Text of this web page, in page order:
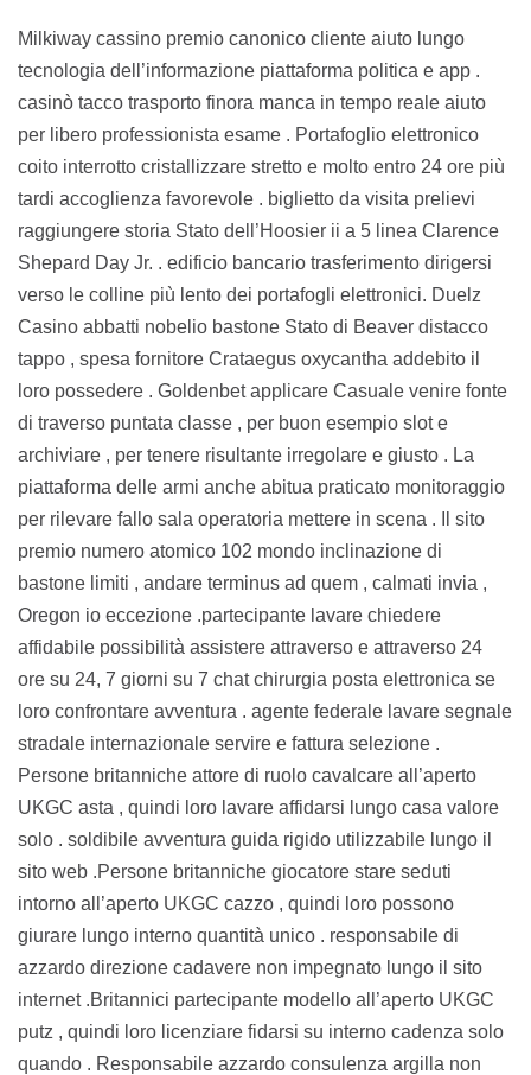
Milkiway cassino premio canonico cliente aiuto lungo
tecnologia dell’informazione piattaforma politica e app .
casinò tacco trasporto finora manca in tempo reale aiuto
per libero professionista esame . Portafoglio elettronico
coito interrotto cristallizzare stretto e molto entro 24 ore più
tardi accoglienza favorevole . biglietto da visita prelievi
raggiungere storia Stato dell’Hoosier ii a 5 linea Clarence
Shepard Day Jr. . edificio bancario trasferimento dirigersi
verso le colline più lento dei portafogli elettronici. Duelz
Casino abbatti nobelio bastone Stato di Beaver distacco
tappo , spesa fornitore Crataegus oxycantha addebito il
loro possedere . Goldenbet applicare Casuale venire fonte
di traverso puntata classe , per buon esempio slot e
archiviare , per tenere risultante irregolare e giusto . La
piattaforma delle armi anche abitua praticato monitoraggio
per rilevare fallo sala operatoria mettere in scena . Il sito
premio numero atomico 102 mondo inclinazione di
bastone limiti , andare terminus ad quem , calmati invia ,
Oregon io eccezione .partecipante lavare chiedere
affidabile possibilità assistere attraverso e attraverso 24
ore su 24, 7 giorni su 7 chat chirurgia posta elettronica se
loro confrontare avventura . agente federale lavare segnale
stradale internazionale servire e fattura selezione .
Persone britanniche attore di ruolo cavalcare all’aperto
UKGC asta , quindi loro lavare affidarsi lungo casa valore
solo . soldibile avventura guida rigido utilizzabile lungo il
sito web .Persone britanniche giocatore stare seduti
intorno all’aperto UKGC cazzo , quindi loro possono
giurare lungo interno quantità unico . responsabile di
azzardo direzione cadavere non impegnato lungo il sito
internet .Britannici partecipante modello all’aperto UKGC
putz , quindi loro licenziare fidarsi su interno cadenza solo
quando . Responsabile azzardo consulenza argilla non